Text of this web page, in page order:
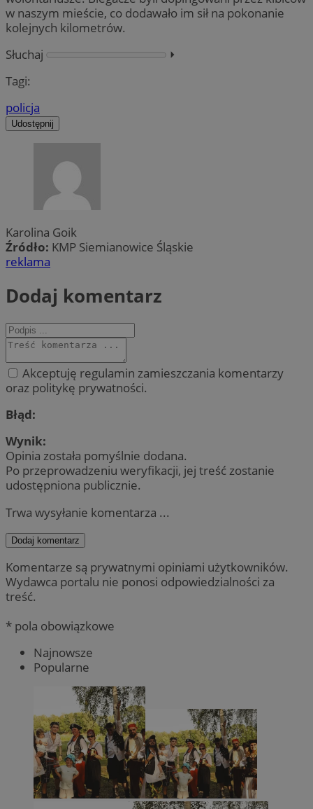
w naszym mieście, co dodawało im sił na pokonanie
kolejnych kilometrów.
Słuchaj
⏵︎
Tagi:
policja
Udostępnij
Karolina Goik
Źródło: KMP Siemianowice Śląskie
reklama
Dodaj komentarz
Akceptuję regulamin zamieszczania komentarzy
oraz politykę prywatności.
Błąd:
Wynik:
Opinia została pomyślnie dodana.
Po przeprowadzeniu weryfikacji, jej treść zostanie
udostępniona publicznie.
Trwa wysyłanie komentarza ...
Dodaj komentarz
Komentarze są prywatnymi opiniami użytkowników.
Wydawca portalu nie ponosi odpowiedzialności za
treść.
* pola obowiązkowe
Najnowsze
Popularne